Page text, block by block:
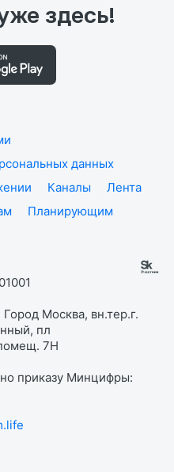
здесь!
данных
Каналы
Лента
Планирующим
Москва, вн.тер.г.
пл
7Н
приказу Минцифры: